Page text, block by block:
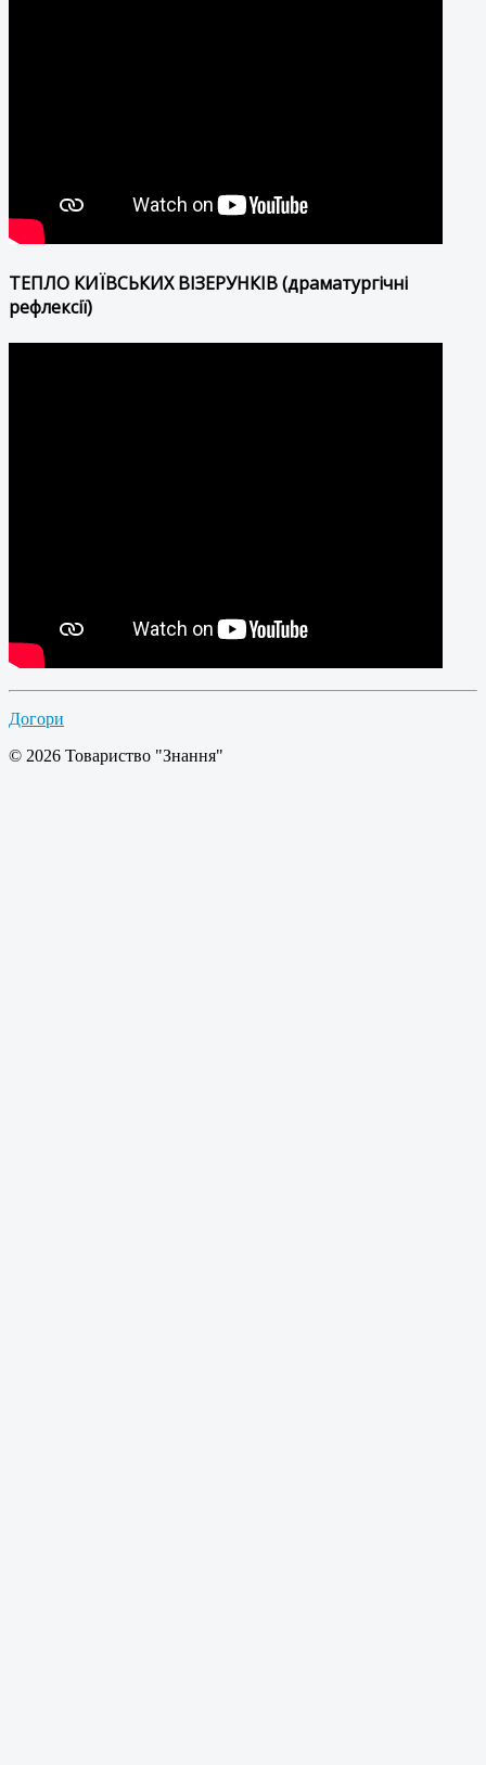
ТЕПЛО КИЇВСЬКИХ ВІЗЕРУНКІВ (драматургічні
рефлексії)
Догори
© 2026 Товариство "Знання"